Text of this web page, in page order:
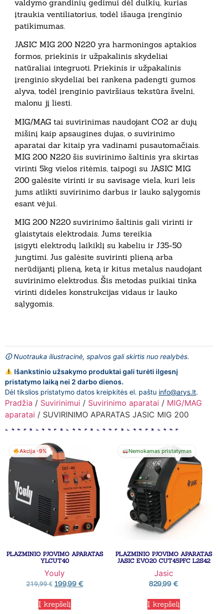
valdymo grandinių gedimui dėl dulkių, kurias
įtraukia ventiliatorius, todėl išauga įrenginio
patikimumas.
JASIC MIG 200 N220 yra harmoningos aptakios
formos, priekinis ir užpakalinis skydeliai
natūraliai integruoti. Priekinis ir užpakalinis
įrenginio skydeliai bei rankena padengti gumos
alyva, todėl įrenginio paviršiaus tekstūra švelni,
malonu jį liesti.
MIG/MAG tai suvirinimas naudojant CO2 ar dujų
mišinį kaip apsaugines dujas, o suvirinimo
aparatai dar kitaip yra vadinami pusautomačiais.
MIG 200 N220 šis suvirinimo šaltinis yra skirtas
virinti 5kg vielos ritėmis, taipogi su JASIC MIG
200 galėsite virinti ir su savisage viela, kuri leis
jums atlikti suvirinimo darbus ir lauko sąlygomis
esant vėjui.
MIG 200 N220 suvirinimo šaltinis gali virinti ir
glaistytais elektrodais. Jums tereikia
įsigyti elektrodų laikiklį su kabeliu ir J35-50
jungtimi. Jus galėsite suvirinti plieną arba
nerūdijantį plieną, ketą ir kitus metalus naudojant
suvirinimo elektrodus. Šis metodas puikiai tinka
virinti dideles konstrukcijas vidaus ir lauko
sąlygomis.
🛈 Nuotrauka iliustracinė, spalvos gali skirtis nuo realybės.
Išankstinio užsakymo produktai gali turėti ilgesnį
pristatymo laiką nei 2 darbo dienos.
Dėl tikslios pristatymo datos kreipkitės el. paštu info@arys.lt.
Pradžia / Suvirinimui / Suvirinimo aparatai / MIG/MAG
aparatai / SUVIRINIMO APARATAS JASIC MIG 200
Akcija -9%
PLAZMINIO PJOVIMO APARATAS
YLCUT40
Youly
219,99€ 199,99 €
Į krepšelį
Nemokamas pristatymas
PLAZMINIO PJOVIMO APARATAS
JASIC EVO20 CUT45PFC L2S42
Jasic
829,99 €
Į krepšelį